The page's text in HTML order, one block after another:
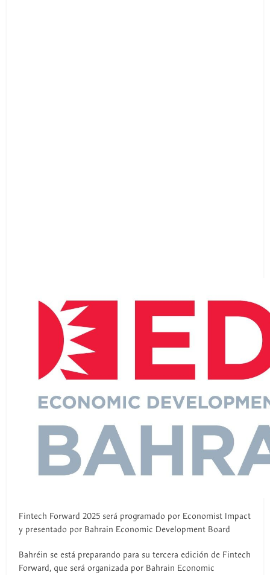
Fintech Forward 2025 será programado por Economist Impact
y presentado por Bahrain Economic Development Board
Bahréin se está preparando para su tercera edición de Fintech
Forward, que será organizada por Bahrain Economic